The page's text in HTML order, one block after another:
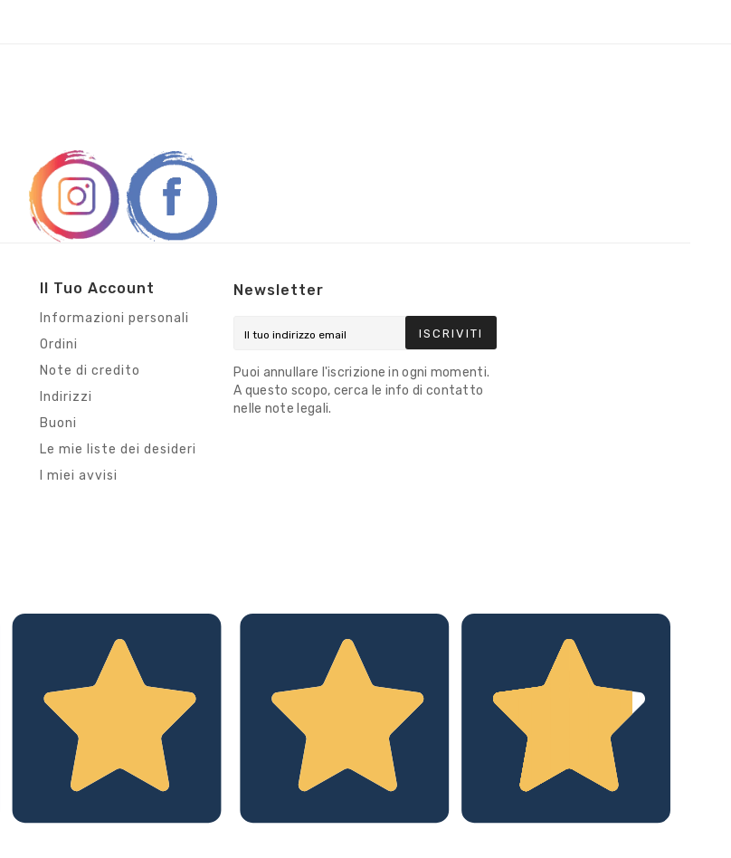
Il Tuo Account
Informazioni personali
Ordini
Note di credito
Indirizzi
Buoni
Le mie liste dei desideri
I miei avvisi
Newsletter
ISCRIVITI
Puoi annullare l'iscrizione in ogni momenti.
A questo scopo, cerca le info di contatto
nelle note legali.